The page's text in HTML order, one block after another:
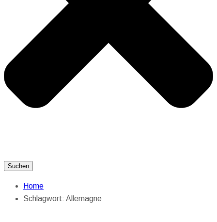
Suchen
Home
Schlagwort: Allemagne